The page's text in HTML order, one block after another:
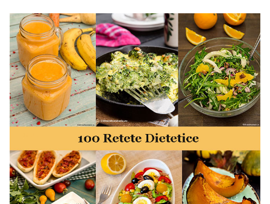
minute. Retete rapide. Retete rapide de mancare. Idei
retete mancare rapid